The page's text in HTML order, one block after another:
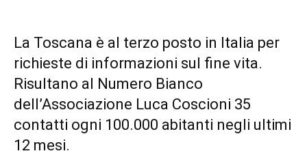
La Toscana è al terzo posto in Italia per
richieste di informazioni sul fine vita.
Risultano al Numero Bianco
dell’Associazione Luca Coscioni 35
contatti ogni 100.000 abitanti negli ultimi
12 mesi.